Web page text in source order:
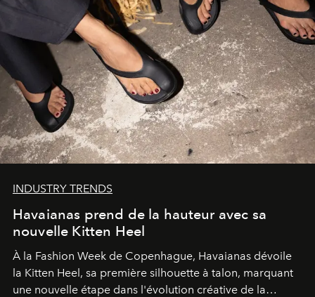
INDUSTRY TRENDS
Havaianas prend de la hauteur avec sa
nouvelle Kitten Heel
À la Fashion Week de Copenhague, Havaianas dévoile
la Kitten Heel, sa première silhouette à talon, marquant
une nouvelle étape dans l'évolution créative de la